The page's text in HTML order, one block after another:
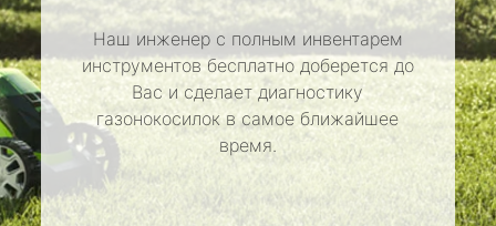
Наш инженер с полным инвентарем
инструментов бесплатно доберется до
Вас и сделает диагностику
газонокосилок в самое ближайшее
время.